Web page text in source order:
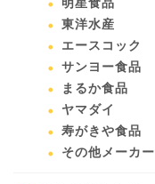
明星食品
東洋水産
エースコック
サンヨー食品
まるか食品
ヤマダイ
寿がきや食品
その他メーカー